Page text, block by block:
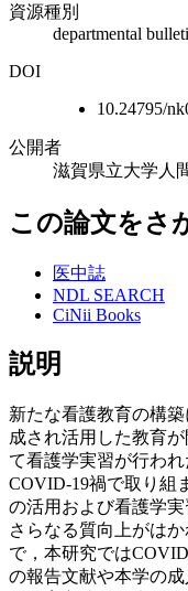
資源種別
departmental
DOI
10.24795/
公開者
滋賀県立大学人
この論文をさ
医中誌
NDL SEARCH
CiNii Books
説明
新たな看護教育の構
成され活用した教育
て看護学実習が行わ
COVID-19禍で取り組
の活用および看護学
さらなる質向上がは
で，本研究では
の報告文献や本学の